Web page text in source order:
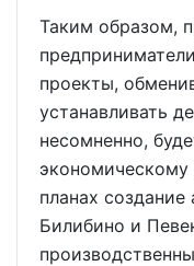
Таким образом,
проекты,
устанавливать
несомненно,
экономическому
планах
Билибино и